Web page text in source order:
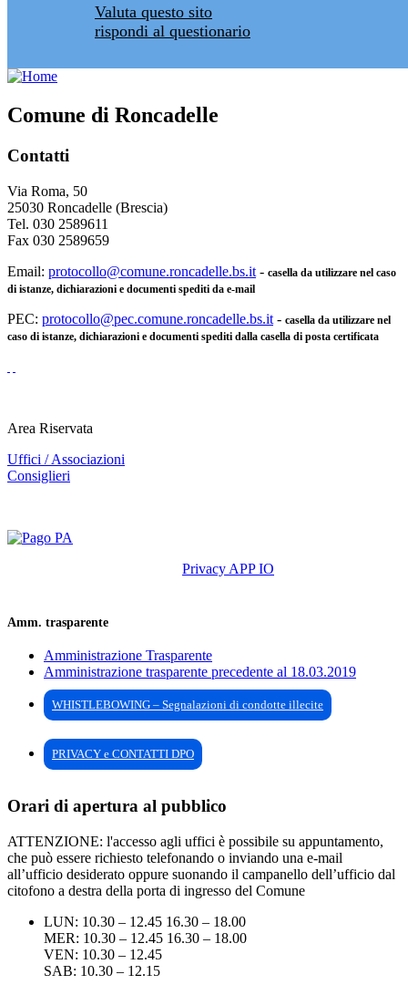
Valuta questo sito
rispondi al questionario
Comune di Roncadelle
Contatti
Via Roma, 50
25030 Roncadelle (Brescia)
Tel. 030 2589611
Fax 030 2589659
Email: protocollo@comune.roncadelle.bs.it - casella da utilizzare nel caso
di istanze, dichiarazioni e documenti spediti da e-mail
PEC: protocollo@pec.comune.roncadelle.bs.it - casella da utilizzare nel
caso di istanze, dichiarazioni e documenti spediti dalla casella di posta certificata
Area Riservata
Uffici / Associazioni
Consiglieri
Privacy APP IO
Amm. trasparente
Amministrazione Trasparente
Amministrazione trasparente precedente al 18.03.2019
WHISTLEBOWING – Segnalazioni di condotte illecite
PRIVACY e CONTATTI DPO
Orari di apertura al pubblico
ATTENZIONE: l'accesso agli uffici è possibile su appuntamento,
che può essere richiesto telefonando o inviando una e-mail
all’ufficio desiderato oppure suonando il campanello dell’ufficio dal
citofono a destra della porta di ingresso del Comune
LUN: 10.30 – 12.45 16.30 – 18.00
MER: 10.30 – 12.45 16.30 – 18.00
VEN: 10.30 – 12.45
SAB: 10.30 – 12.15